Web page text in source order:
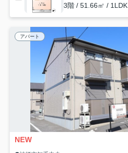
3階 / 51.66㎡ / 1LDK
アパート
NEW